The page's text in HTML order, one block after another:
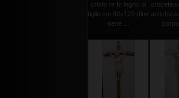
cristo re In legno di
tiglio cm.60x120 (fine
serie ...